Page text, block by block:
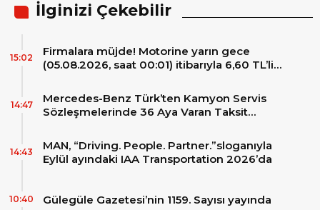
İlginizi Çekebilir
Firmalara müjde! Motorine yarın gece
(05.08.2026, saat 00:01) itibarıyla 6,60 TL’lik
15:02
Mercedes-Benz Türk’ten Kamyon Servis
Sözleşmelerinde 36 Aya Varan Taksit
14:47
MAN, “Driving. People. Partner.”sloganıyla
Eylül ayındaki IAA Transportation 2026’da
14:43
Gülegüle Gazetesi’nin 1159. Sayısı yayında
10:40